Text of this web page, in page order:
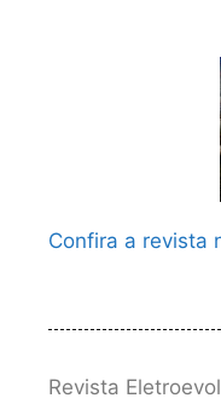
Confira a revista
Revista